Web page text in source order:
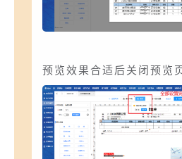
预览效果合适后关闭预览